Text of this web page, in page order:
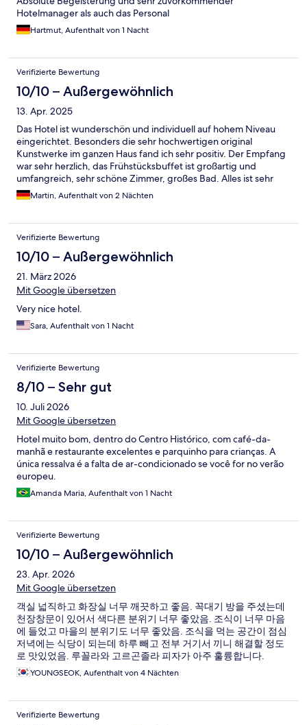
Hotelmanager als auch das Personal
Hartmut, Aufenthalt von 1 Nacht
Verifizierte Bewertung
10/10 – Außergewöhnlich
13. Apr. 2025
Das Hotel ist wunderschön und individuell auf hohem Niveau
eingerichtet. Besonders die sehr hochwertigen original
Kunstwerke im ganzen Haus fand ich sehr positiv. Der Empfang
war sehr herzlich, das Frühstücksbuffet ist großartig und
umfangreich, sehr schöne Zimmer, großes Bad. Alles ist sehr
sauber und liebevoll eingerichtet.
Martin, Aufenthalt von 2 Nächten
Verifizierte Bewertung
10/10 – Außergewöhnlich
21. März 2026
Mit Google übersetzen
Very nice hotel.
Sara, Aufenthalt von 1 Nacht
Verifizierte Bewertung
8/10 – Sehr gut
10. Juli 2026
Mit Google übersetzen
Hotel muito bom, dentro do Centro Histórico, com café-da-
manhã e restaurante excelentes e parquinho para crianças. A
única ressalva é a falta de ar-condicionado se você for no verão
europeu.
Amanda Maria, Aufenthalt von 1 Nacht
Verifizierte Bewertung
10/10 – Außergewöhnlich
23. Apr. 2026
Mit Google übersetzen
객실 넓직하고 화장실 너무 깨끗하고 좋음. 꼭대기 방을 주셨는데
천장창문이 있어서 색다른 분위기 너무 좋았음. 조식이 너무 마음
에 들었고 마을의 분위기도 너무 좋았음. 조식을 먹는 공간이 점심
저녁에는 식당이 되는데 하루 빼고 전부 거기서 끼니 해결할 정도
로 맛있었음. 루꼴라와 고르곤졸라 피자가 아주 훌륭합니다.
YOUNGSEOK, Aufenthalt von 4 Nächten
Verifizierte Bewertung